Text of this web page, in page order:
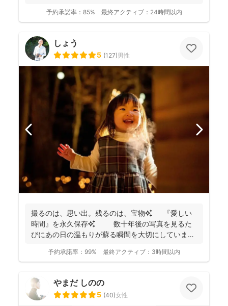
予約承諾率： 85% 最終アクティブ： 24時間以内
しょう
5 (127)男性
撮るのは、思い出。残るのは、宝物✨ 『愛しい
時間』を永久保存✨ 数十年後の写真を見るた
びにあの日の温もりが蘇る瞬間を大切にしています
予約承諾率： 99% 最終アクティブ： 3時間以内
やまだ しのの
5 (40)女性